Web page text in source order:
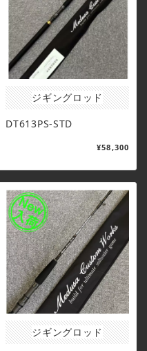
ジギングロッド
DT613PS-STD
¥58,300
ジギングロッド